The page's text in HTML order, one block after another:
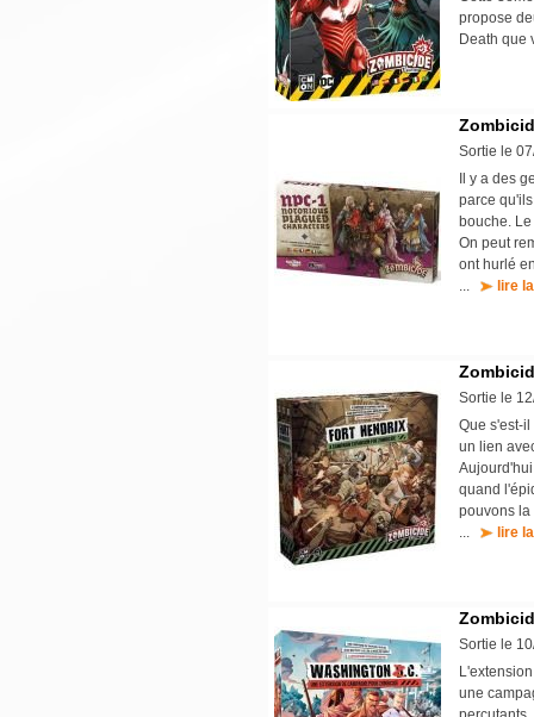
propose
Death
Sortie le
Il y a des
parce
bouche.
On peut
ont hurlé
...
lire
Sortie le
Que s'est-
un lien
quand
pouvons la
...
lire
Sortie le
une